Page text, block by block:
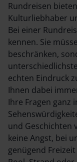
Rundreisen
Kulturliebhaber
Bei einer
kennen. Sie
beschränken,
echten Eindruck
Ihnen dabei
Ihre Fragen ganz
und Geschichten
keine Angst, bei
genügend